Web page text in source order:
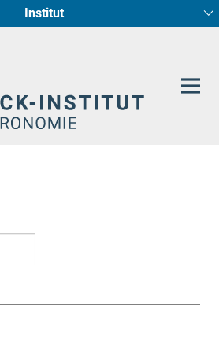
Institut
Fundamentalphysik
und Galaxienentwicklung